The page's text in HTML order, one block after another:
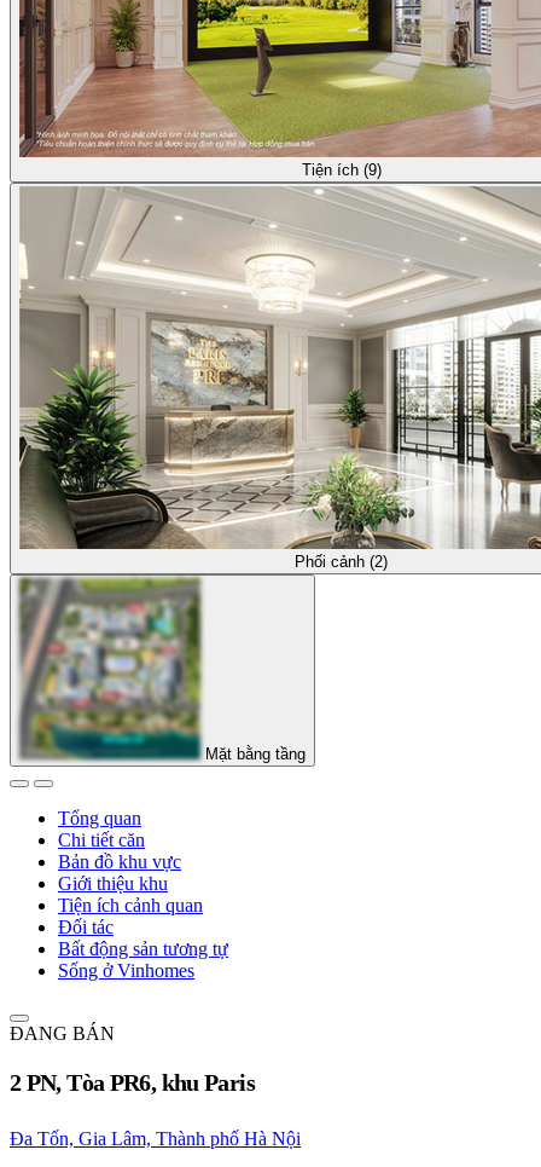
Tiện ích (9)
Phối cảnh (2)
Mặt bằng tầng
Tổng quan
Chi tiết căn
Bản đồ khu vực
Giới thiệu khu
Tiện ích cảnh quan
Đối tác
Bất động sản tương tự
Sống ở Vinhomes
ĐANG BÁN
2 PN, Tòa PR6, khu Paris
Đa Tốn, Gia Lâm, Thành phố Hà Nội